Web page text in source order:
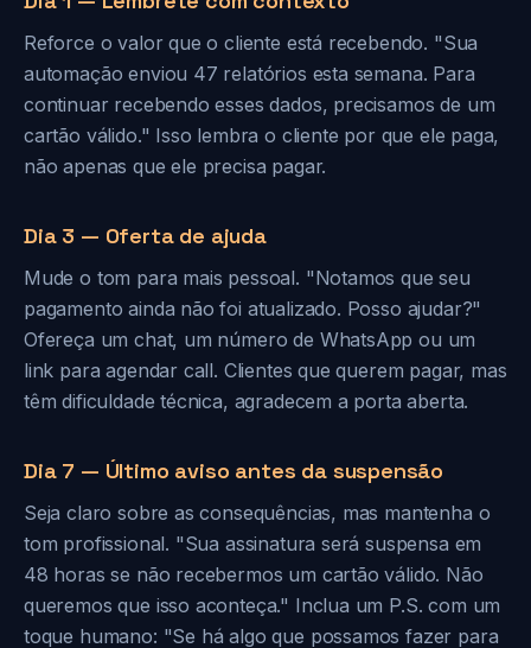
Reforce o valor que o cliente está recebendo. "Sua
automação enviou 47 relatórios esta semana. Para
continuar recebendo esses dados, precisamos de um
cartão válido." Isso lembra o cliente por que ele paga,
não apenas que ele precisa pagar.
Dia 3 — Oferta de ajuda
Mude o tom para mais pessoal. "Notamos que seu
pagamento ainda não foi atualizado. Posso ajudar?"
Ofereça um chat, um número de WhatsApp ou um
link para agendar call. Clientes que querem pagar, mas
têm dificuldade técnica, agradecem a porta aberta.
Dia 7 — Último aviso antes da suspensão
Seja claro sobre as consequências, mas mantenha o
tom profissional. "Sua assinatura será suspensa em
48 horas se não recebermos um cartão válido. Não
queremos que isso aconteça." Inclua um P.S. com um
toque humano: "Se há algo que possamos fazer para